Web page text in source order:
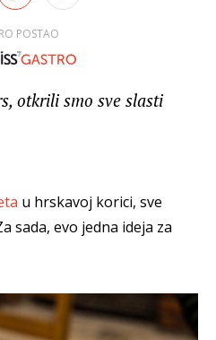
POSTAO
otkrili smo sve slasti
u hrskavoj korici, sve
sada, evo jedna ideja za